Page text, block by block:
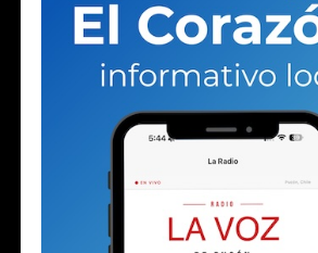
Share this:
Facebook X